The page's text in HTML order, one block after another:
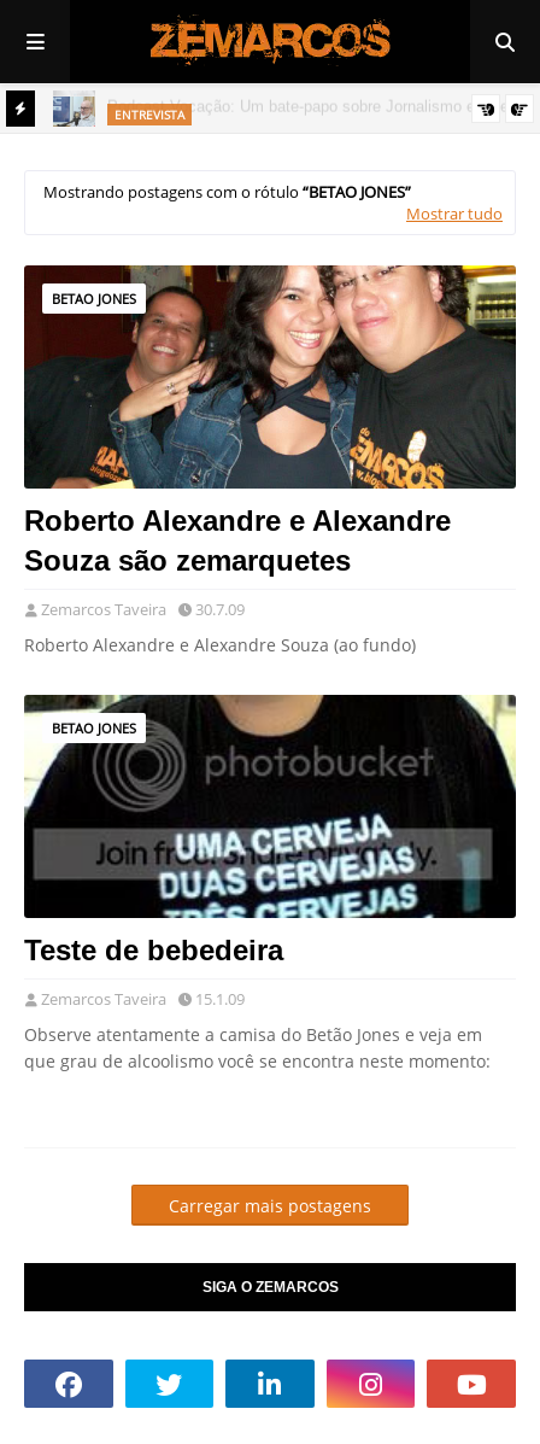
ENTREVISTA
Mostrando postagens com o rótulo BETAO JONES
Mostrar tudo
BETAO JONES
Roberto Alexandre e Alexandre
Souza são zemarquetes
Zemarcos Taveira 30.7.09
Roberto Alexandre e Alexandre Souza (ao fundo)
BETAO JONES
Teste de bebedeira
Zemarcos Taveira 15.1.09
Observe atentamente a camisa do Betão Jones e veja em
que grau de alcoolismo você se encontra neste momento:
Carregar mais postagens
SIGA O ZEMARCOS